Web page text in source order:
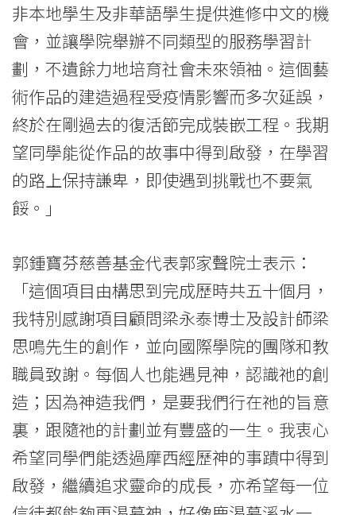
非本地學生及非華語學生提供進修中文的機
會，並讓學院舉辦不同類型的服務學習計
劃，不遺餘力地培育社會未來領袖。這個藝
術作品的建造過程受疫情影響而多次延誤，
終於在剛過去的復活節完成裝嵌工程。我期
望同學能從作品的故事中得到啟發，在學習
的路上保持謙卑，即使遇到挑戰也不要氣
餒。」
郭鍾寶芬慈善基金代表郭家聲院士表示：
「這個項目由構思到完成歷時共五十個月，
我特別感謝項目顧問梁永泰博士及設計師梁
思鳴先生的創作，並向國際學院的團隊和教
職員致謝。每個人也能遇見神，認識祂的創
造；因為神造我們，是要我們行在祂的旨意
裏，跟隨祂的計劃並有豐盛的一生。我衷心
希望同學們能透過摩西經歷神的事蹟中得到
啟發，繼續追求靈命的成長，亦希望每一位